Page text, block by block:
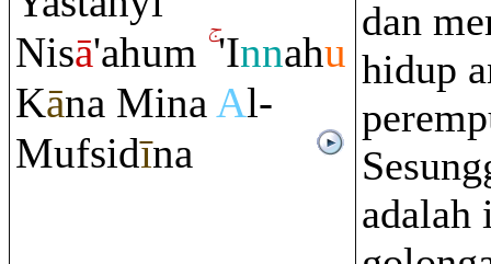
Nisā'ahum 'Innahu
Kāna MinaAl-
Mufsidīna
dan
hidup
adalah